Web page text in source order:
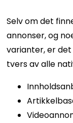
Selv om det
annonser, og
varianter, er
tvers av alle